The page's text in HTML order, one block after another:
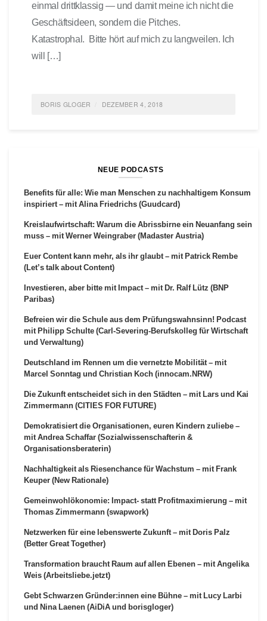
einmal drittklassig — und damit meine ich nicht die
Geschäftsideen, sondern die Pitches.
Katastrophal. Bitte hört auf mich zu langweilen. Ich
will […]
BORIS GLOGER DEZEMBER 4, 2018
FÜHRUNG,START-UP
COMMENTS
NEUE PODCASTS
Benefits für alle: Wie man Menschen zu nachhaltigem Konsum
inspiriert – mit Alina Friedrichs (Guudcard)
Kreislaufwirtschaft: Warum die Abrissbirne ein Neuanfang sein
muss – mit Werner Weingraber (Madaster Austria)
Euer Content kann mehr, als ihr glaubt – mit Patrick Rembe
(Let’s talk about Content)
Investieren, aber bitte mit Impact – mit Dr. Ralf Lütz (BNP
Paribas)
Befreien wir die Schule aus dem Prüfungswahnsinn! Podcast
mit Philipp Schulte (Carl-Severing-Berufskolleg für Wirtschaft
und Verwaltung)
Deutschland im Rennen um die vernetzte Mobilität – mit
Marcel Sonntag und Christian Koch (innocam.NRW)
Die Zukunft entscheidet sich in den Städten – mit Lars und Kai
Zimmermann (CITIES FOR FUTURE)
Demokratisiert die Organisationen, euren Kindern zuliebe –
mit Andrea Schaffar (Sozialwissenschafterin &
Organisationsberaterin)
Nachhaltigkeit als Riesenchance für Wachstum – mit Frank
Keuper (New Rationale)
Gemeinwohlökonomie: Impact- statt Profitmaximierung – mit
Thomas Zimmermann (swapwork)
Netzwerken für eine lebenswerte Zukunft – mit Doris Palz
(Better Great Together)
Transformation braucht Raum auf allen Ebenen – mit Angelika
Weis (Arbeitsliebe.jetzt)
Gebt Schwarzen Gründer:innen eine Bühne – mit Lucy Larbi
und Nina Laenen (AiDiA und borisgloger)